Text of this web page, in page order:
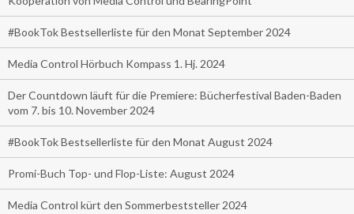
#BookTok Bestsellerliste für den Monat September 2024
Media Control Hörbuch Kompass 1. Hj. 2024
Der Countdown läuft für die Premiere: Bücherfestival Baden-Baden
vom 7. bis 10. November 2024
#BookTok Bestsellerliste für den Monat August 2024
Promi-Buch Top- und Flop-Liste: August 2024
Media Control kürt den Sommerbeststeller 2024